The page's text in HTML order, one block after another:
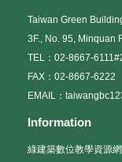
Taiwan Green
3F., No. 95, Minquan
TEL：02-8667-
FAX：02-8667-6222
EMAIL：
Information
綠建築數位教學資源網